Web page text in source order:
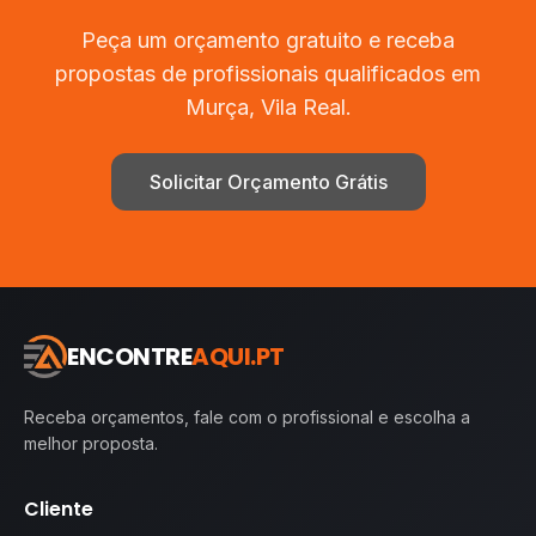
Peça um orçamento gratuito e receba
propostas de profissionais qualificados em
Murça, Vila Real.
Solicitar Orçamento Grátis
ENCONTREAQUI.PT
Receba orçamentos, fale com o profissional e escolha a
melhor proposta.
Cliente